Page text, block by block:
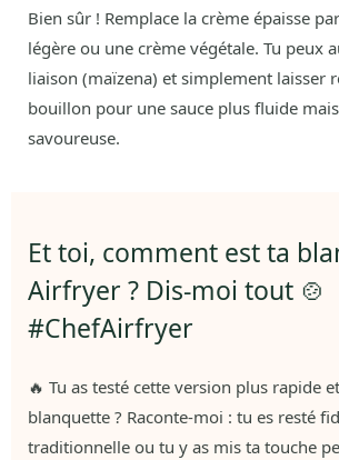
Bien sûr ! Remplace la crème épaisse
légère ou une crème végétale. Tu peux
liaison (maïzena) et simplement laisser
bouillon pour une sauce plus fluide
savoureuse.
Et toi, comment est ta
Airfryer ? Dis-moi tout 🍲
#ChefAirfryer
🔥 Tu as testé cette version plus rapide
blanquette ? Raconte-moi : tu es resté
traditionnelle ou tu y as mis ta touche